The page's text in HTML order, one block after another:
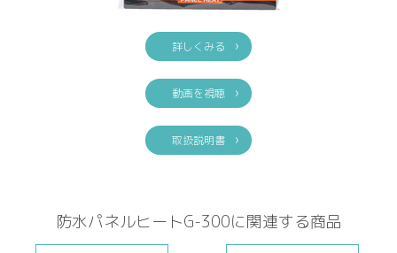
詳しくみる
動画を視聴
取扱説明書
防水パネルヒートG-300に関連する商品